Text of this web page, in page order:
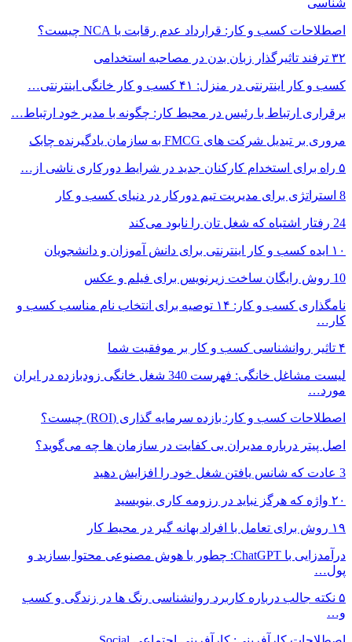
شناسی
اصطلاحات کسب و کار: قرارداد عدم‌ رقابت یا NCA چیست؟
۳۲ ترفند تاثیرگذار زبان بدن در مصاحبه استخدامی
کسب و کار اینترنتی در منزل: ۴۱ کسب و کار خانگی اینترنتی…
برقراری ارتباط با رئیس در محیط کار: چگونه با مدیر خود ارتباط…
مروری بر تبدیل شرکت های FMCG به سازمان یادگیرنده چابک
۵ راه برای استخدام کارکنان جدید در شرایط دورکاری ناشی از…
8 استراتژی برای مدیریت تیم دورکار در دنیای کسب و کار
24 رفتار اشتباه که شغل تان را نابود می‌کند
۱۰ ایده کسب و کار اینترنتی برای دانش آموزان و دانشجویان
10 روش رایگان ساخت زیرنویس برای فیلم و عکس
نامگذاری کسب و کار: ۱۴ توصیه برای انتخاب نام مناسب کسب و
کار…
۴ تاثیر روانشناسی کسب و کار بر موفقیت شما
لیست مشاغل خانگی: فهرست 340 شغل خانگی زودبازده در ایران
مورد…
اصطلاحات کسب و کار: بازده سرمایه گذاری (ROI) چیست؟
اصل پیتر درباره مدیران بی کفایت در سازمان ها چه می‌گوید؟
3 عادت که شانس یافتن شغل خود را افزایش دهید
۲۰ واژه که هرگز نباید در رزومه کاری بنویسید
۱۹ روش‌ برای تعامل با افراد بهانه گیر در محیط کار
درآمدزایی با ChatGPT: چطور با هوش مصنوعی محتوا بسازید و
پول…
۵ نکته جالب درباره کاربرد روانشناسی رنگ ها در زندگی و کسب
و…